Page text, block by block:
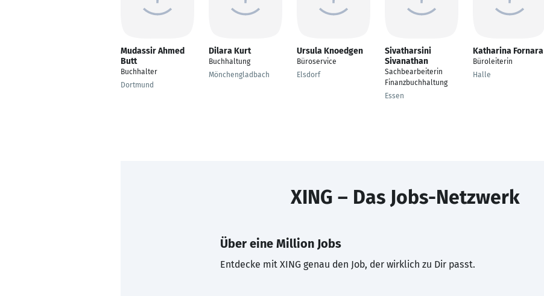
Mudassir Ahmed
Butt
Buchhalter
Dortmund
Dilara Kurt
Buchhaltung
Mönchengladbach
Ursula Knoedgen
Büroservice
Elsdorf
Sivatharsini
Sivanathan
Sachbearbeiterin
Finanzbuchhaltung
Essen
Katharina Fornara
Büroleiterin
Halle
XING – Das Jobs-Netzwerk
Über eine Million Jobs
Entdecke mit XING genau den Job, der wirklich zu Dir passt.